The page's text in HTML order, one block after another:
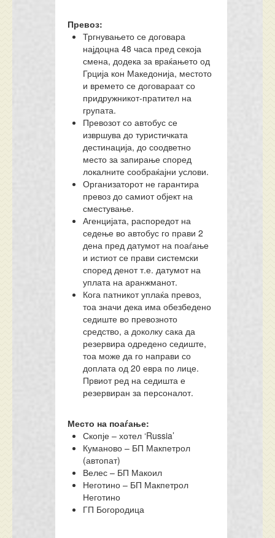
Превоз:
Тргнувањето се договара
најдоцна 48 часа пред секоја
смена, додека за враќањето од
Грција кон Македонија, местото
и времето се договараат со
придружникот-пратител на
групата.
Превозот со автобус се
извршува до туристичката
дестинација, до соодветно
место за запирање според
локалните сообраќајни услови.
Организаторот не гарантира
превоз до самиот објект на
сместување.
Агенцијата, распоредот на
седење во автобус го прави 2
дена пред датумот на поаѓање
и истиот се прави системски
според денот т.е. датумот на
уплата на аранжманот.
Кога патникот уплаќа превоз,
тоа значи дека има обезбедено
седиште во превозното
средство, а доколку сака да
резервира одредено седиште,
тоа може да го направи со
доплата од 20 евра по лице.
Првиот ред на седишта е
резервиран за персоналот.
Место на поаѓање:
Скопје – хотел ‘Russia’
Куманово – БП Макпетрол
(автопат)
Велес – БП Макоил
Неготино – БП Макпетрол
Неготино
ГП Богородица